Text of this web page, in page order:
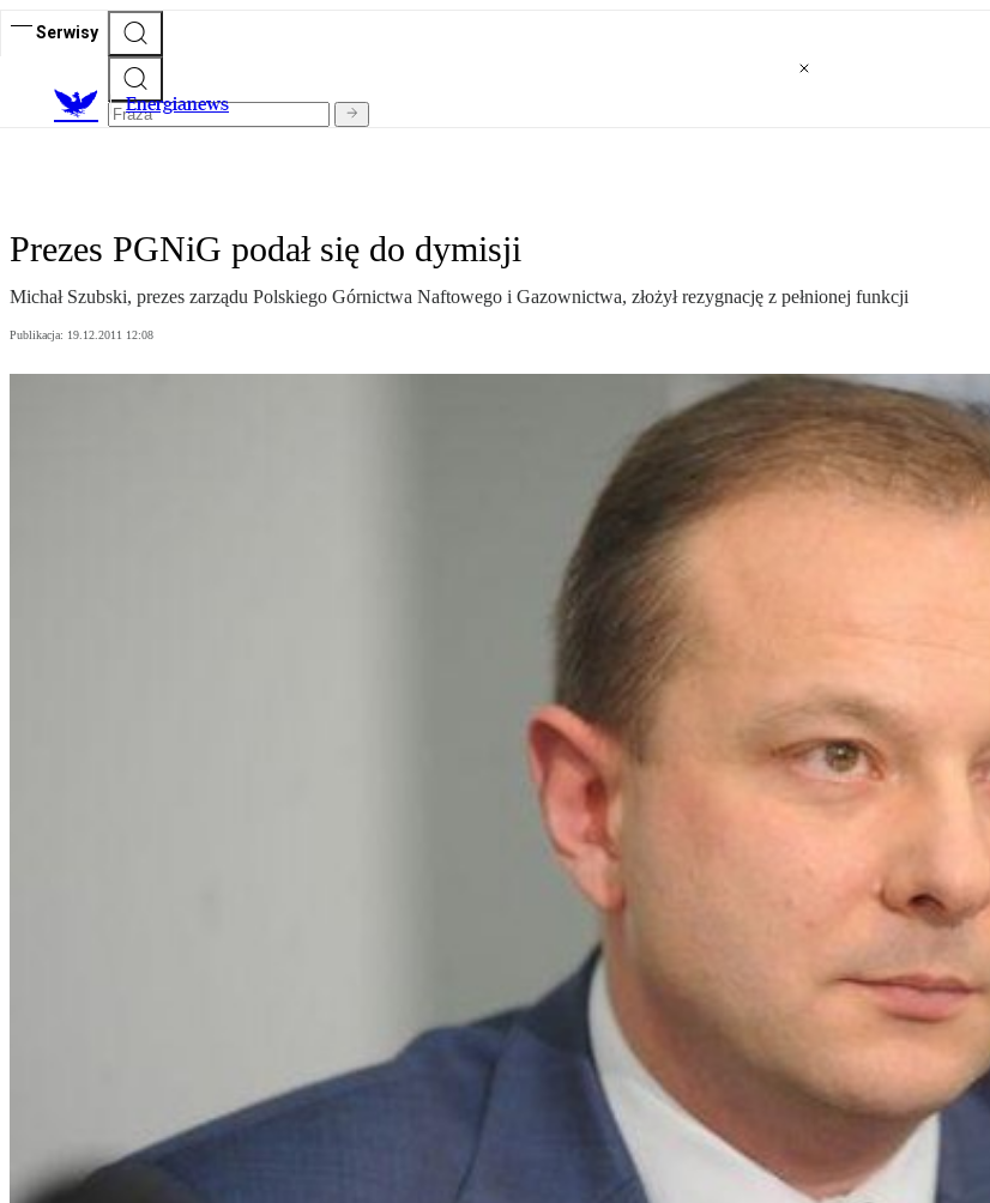
Serwisy
Energianews
Prezes PGNiG podał się do dymisji
Michał Szubski, prezes zarządu Polskiego Górnictwa Naftowego i Gazownictwa, złożył rezygnację z pełnionej funkcji
Publikacja: 19.12.2011 12:08